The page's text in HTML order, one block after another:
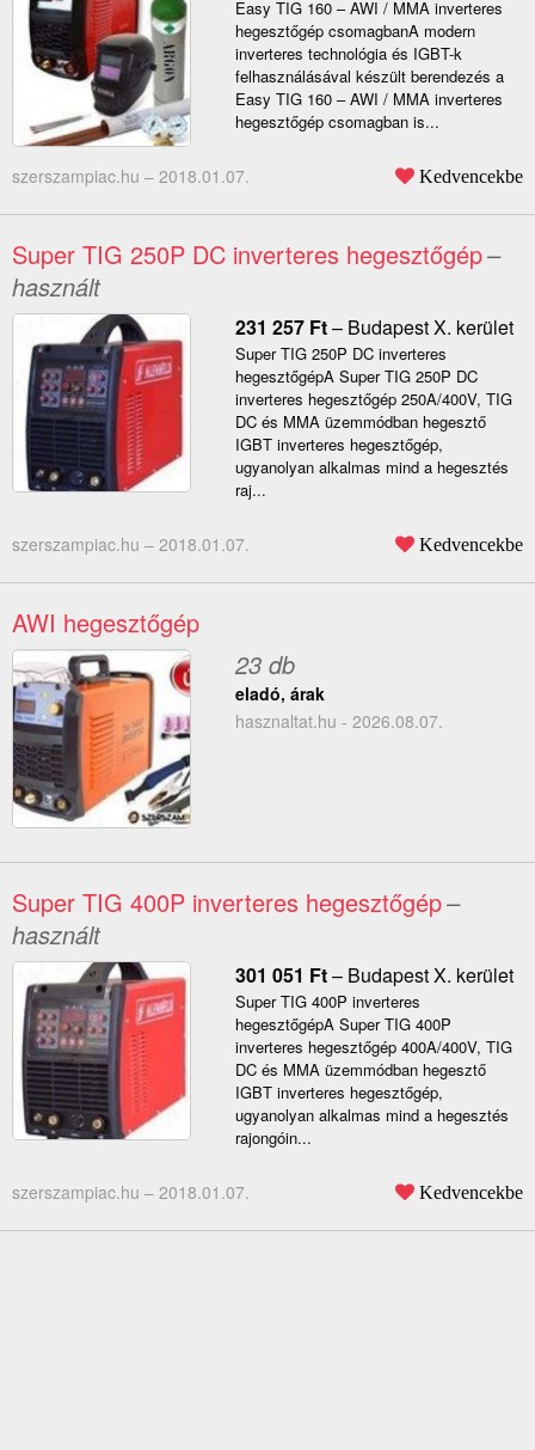
Easy TIG 160 – AWI / MMA inverteres
hegesztőgép csomagbanA modern
inverteres technológia és IGBT-k
felhasználásával készült berendezés a
Easy TIG 160 – AWI / MMA inverteres
hegesztőgép csomagban is...
szerszampiac.hu – 2018.01.07. Kedvencekbe
Super TIG 250P DC inverteres hegesztőgép–
használt
231 257 Ft– Budapest X. kerület
Super TIG 250P DC inverteres
hegesztőgépA Super TIG 250P DC
inverteres hegesztőgép 250A/400V, TIG
DC és MMA üzemmódban hegesztő
IGBT inverteres hegesztőgép,
ugyanolyan alkalmas mind a hegesztés
raj...
szerszampiac.hu – 2018.01.07. Kedvencekbe
AWI hegesztőgép
23 db
eladó, árak
hasznaltat.hu - 2026.08.07.
Super TIG 400P inverteres hegesztőgép–
használt
301 051 Ft– Budapest X. kerület
Super TIG 400P inverteres
hegesztőgépA Super TIG 400P
inverteres hegesztőgép 400A/400V, TIG
DC és MMA üzemmódban hegesztő
IGBT inverteres hegesztőgép,
ugyanolyan alkalmas mind a hegesztés
rajongóin...
szerszampiac.hu – 2018.01.07. Kedvencekbe